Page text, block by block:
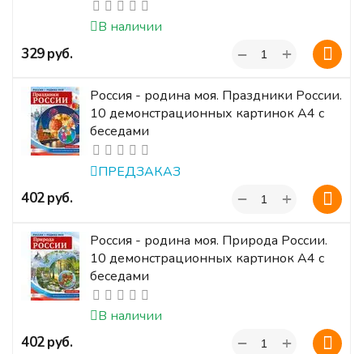
В наличии
‍329‍руб. +
−
Россия - родина моя. Праздники России.
10 демонстрационных картинок А4 с
беседами
ПРЕДЗАКАЗ
‍402‍руб. +
−
Россия - родина моя. Природа России.
10 демонстрационных картинок А4 с
беседами
В наличии
‍402‍руб. +
−